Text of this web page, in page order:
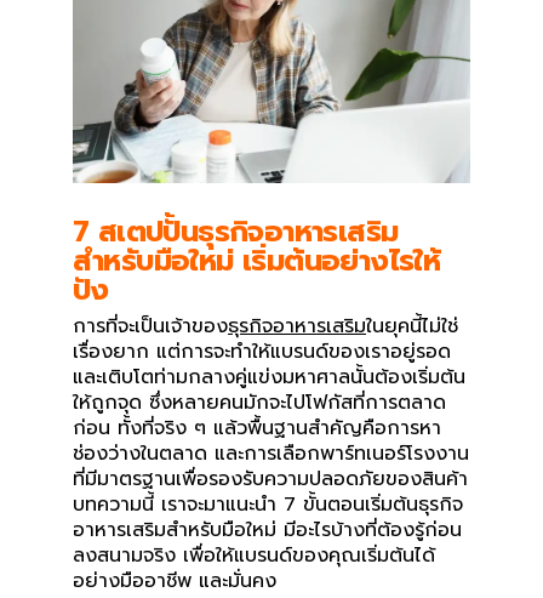
7 สเตปปั้นธุรกิจอาหารเสริม
สำหรับมือใหม่ เริ่มต้นอย่างไรให้
ปัง
การที่จะเป็นเจ้าของธุรกิจอาหารเสริมในยุคนี้ไม่ใช่
เรื่องยาก แต่การจะทำให้แบรนด์ของเราอยู่รอด
และเติบโตท่ามกลางคู่แข่งมหาศาลนั้นต้องเริ่มต้น
ให้ถูกจุด ซึ่งหลายคนมักจะไปโฟกัสที่การตลาด
ก่อน ทั้งที่จริง ๆ แล้วพื้นฐานสำคัญคือการหา
ช่องว่างในตลาด และการเลือกพาร์ทเนอร์โรงงาน
ที่มีมาตรฐานเพื่อรองรับความปลอดภัยของสินค้า
บทความนี้ เราจะมาแนะนำ 7 ขั้นตอนเริ่มต้นธุรกิจ
อาหารเสริมสำหรับมือใหม่ มีอะไรบ้างที่ต้องรู้ก่อน
ลงสนามจริง เพื่อให้แบรนด์ของคุณเริ่มต้นได้
อย่างมืออาชีพ และมั่นคง